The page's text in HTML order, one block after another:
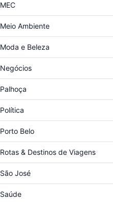
MEC
Meio Ambiente
Moda e Beleza
Negócios
Palhoça
Política
Porto Belo
Rotas & Destinos de Viagens
São José
Saúde